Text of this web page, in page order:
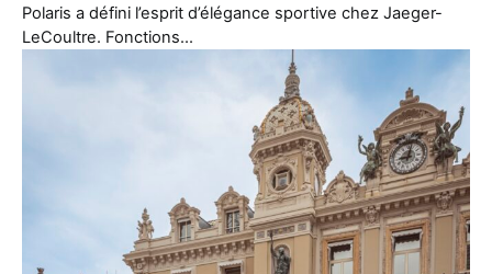
Polaris a défini l’esprit d’élégance sportive chez Jaeger-
LeCoultre. Fonctions…